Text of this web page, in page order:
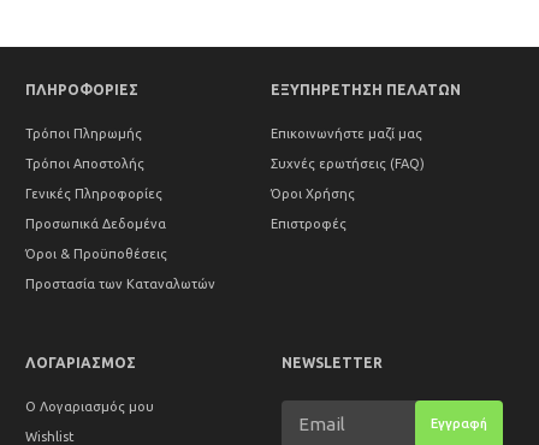
ΠΛΗΡΟΦΟΡΙΕΣ
Τρόποι Πληρωμής
Τρόποι Αποστολής
Γενικές Πληροφορίες
Προσωπικά Δεδομένα
Όροι & Προϋποθέσεις
Προστασία των Καταναλωτών
ΕΞΥΠΗΡΕΤΗΣΗ ΠΕΛΑΤΩΝ
Επικοινωνήστε μαζί μας
Συχνές ερωτήσεις (FAQ)
Όροι Χρήσης
Επιστροφές
ΛΟΓΑΡΙΑΣΜΟΣ
Ο Λογαριασμός μου
Wishlist
NEWSLETTER
Εγγραφή